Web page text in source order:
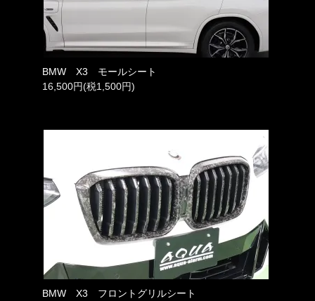
BMW X3 モールシート
16,500円(税1,500円)
BMW X3 フロントグリルシート